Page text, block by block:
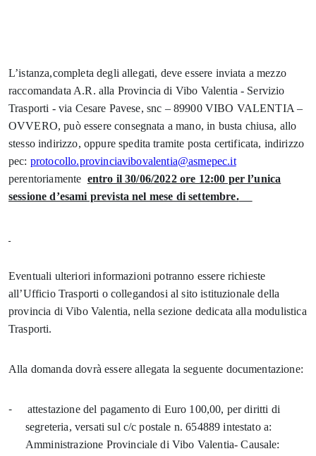
L’istanza,completa degli allegati, deve essere inviata a mezzo
raccomandata A.R. alla Provincia di Vibo Valentia - Servizio
Trasporti - via Cesare Pavese, snc – 89900 VIBO VALENTIA –
OVVERO, può essere consegnata a mano, in busta chiusa, allo
stesso indirizzo, oppure spedita tramite posta certificata, indirizzo
pec: protocollo.provinciavibovalentia@asmepec.it
perentoriamente entro il 30/06/2022 ore 12:00 per l’unica
sessione d’esami prevista nel mese di settembre.
Eventuali ulteriori informazioni potranno essere richieste
all’Ufficio Trasporti o collegandosi al sito istituzionale della
provincia di Vibo Valentia, nella sezione dedicata alla modulistica
Trasporti.
Alla domanda dovrà essere allegata la seguente documentazione:
-
attestazione del pagamento di Euro 100,00, per diritti di
segreteria, versati sul c/c postale n. 654889 intestato a:
Amministrazione Provinciale di Vibo Valentia- Causale: